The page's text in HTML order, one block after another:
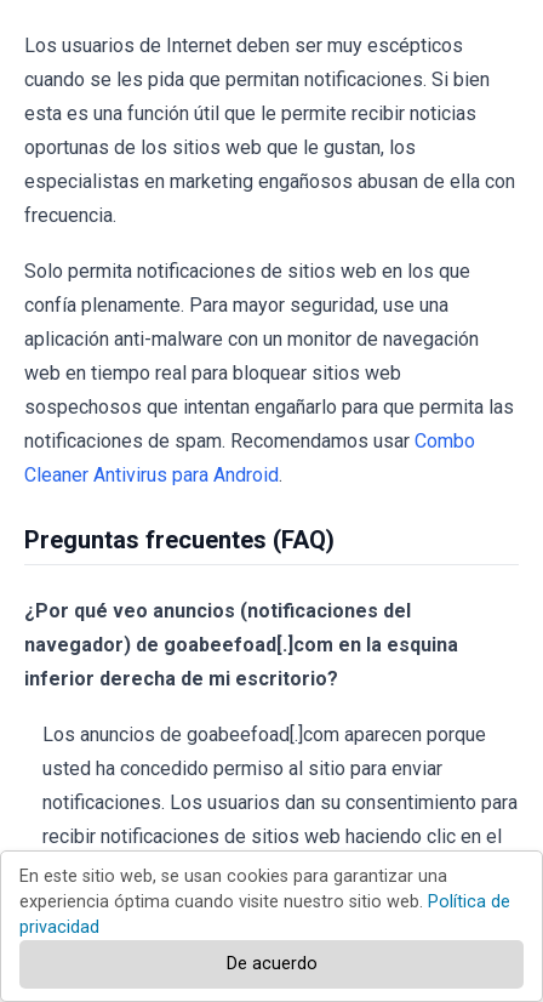
Los usuarios de Internet deben ser muy escépticos
cuando se les pida que permitan notificaciones. Si bien
esta es una función útil que le permite recibir noticias
oportunas de los sitios web que le gustan, los
especialistas en marketing engañosos abusan de ella con
frecuencia.
Solo permita notificaciones de sitios web en los que
confía plenamente. Para mayor seguridad, use una
aplicación anti-malware con un monitor de navegación
web en tiempo real para bloquear sitios web
sospechosos que intentan engañarlo para que permita las
notificaciones de spam. Recomendamos usar Combo
Cleaner Antivirus para Android.
Preguntas frecuentes (FAQ)
¿Por qué veo anuncios (notificaciones del
navegador) de goabeefoad[.]com en la esquina
inferior derecha de mi escritorio?
Los anuncios de goabeefoad[.]com aparecen porque
usted ha concedido permiso al sitio para enviar
notificaciones. Los usuarios dan su consentimiento para
recibir notificaciones de sitios web haciendo clic en el
botón "Permitir" cuando se les solicite.
He hecho clic en anuncios de notificaciones, ¿está
infectado mi ordenador?
En este sitio web, se usan cookies para garantizar una
experiencia óptima cuando visite nuestro sitio web. Política de
privacidad
De acuerdo